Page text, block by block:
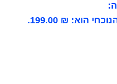
הוא: ₪ 199.00.